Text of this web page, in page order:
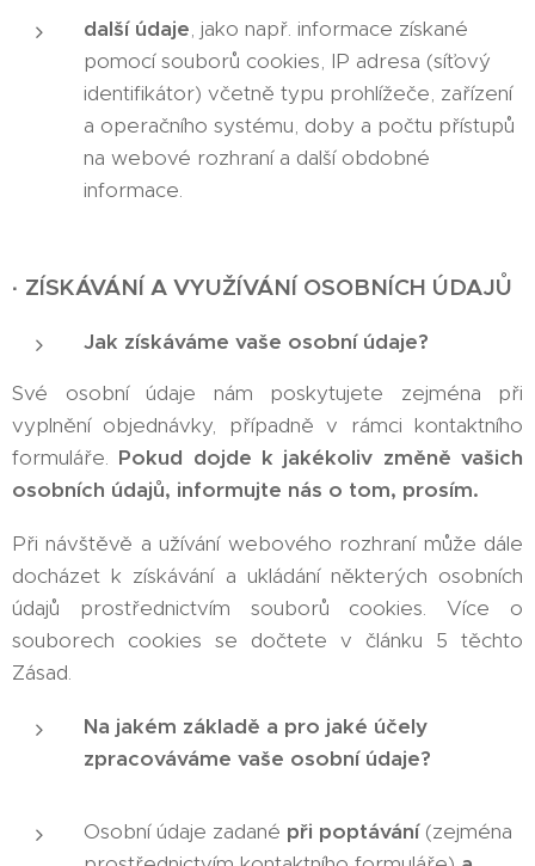
další údaje, jako např. informace získané
pomocí souborů cookies, IP adresa (síťový
identifikátor) včetně typu prohlížeče, zařízení
a operačního systému, doby a počtu přístupů
na webové rozhraní a další obdobné
informace.
· ZÍSKÁVÁNÍ A VYUŽÍVÁNÍ OSOBNÍCH ÚDAJŮ
Jak získáváme vaše osobní údaje?
Své osobní údaje nám poskytujete zejména při
vyplnění objednávky, případně v rámci kontaktního
formuláře. Pokud dojde k jakékoliv změně vašich
osobních údajů, informujte nás o tom, prosím.
Při návštěvě a užívání webového rozhraní může dále
docházet k získávání a ukládání některých osobních
údajů prostřednictvím souborů cookies. Více o
souborech cookies se dočtete v článku 5 těchto
Zásad.
Na jakém základě a pro jaké účely
zpracováváme vaše osobní údaje?
Osobní údaje zadané při poptávání (zejména